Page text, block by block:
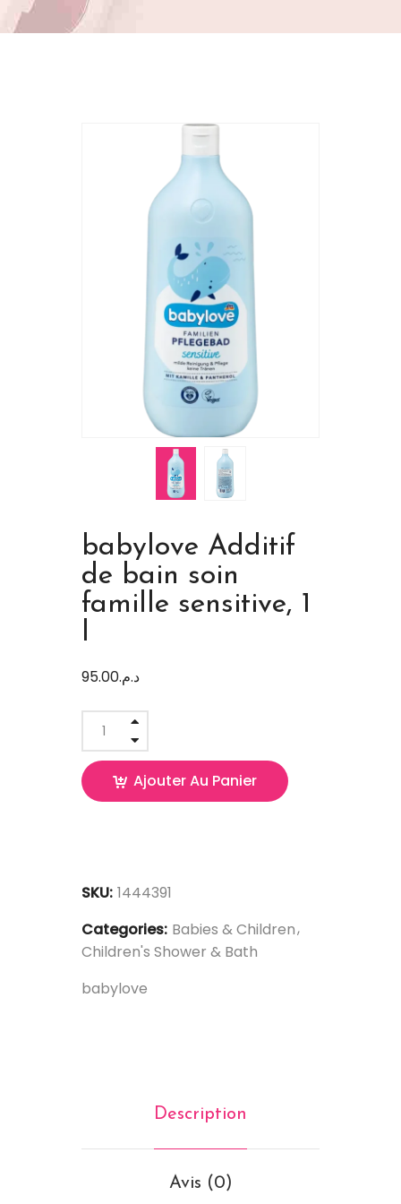
babylove Additif
de bain soin
famille sensitive, 1
l
د.م.95.00
Ajouter Au Panier
SKU: 1444391
Categories: Babies & Children
Children's Shower & Bath
babylove
Description
Avis (0)